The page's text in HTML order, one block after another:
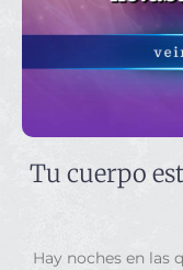
Tu cuerpo
Hay noches en las